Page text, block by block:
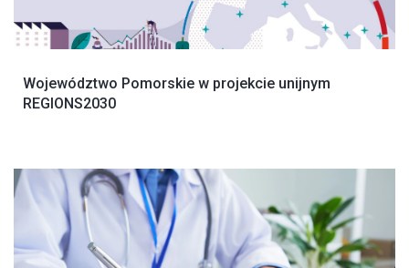
Województwo Pomorskie w projekcie unijnym
REGIONS2030